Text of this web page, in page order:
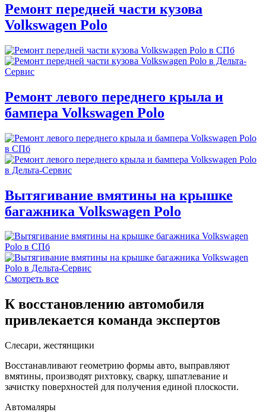
Ремонт передней части кузова
Volkswagen Polo
Ремонт левого переднего крыла и
бампера Volkswagen Polo
Вытягивание вмятины на крышке
багажника Volkswagen Polo
Смотреть все
К восстановлению автомобиля
привлекается команда экспертов
Слесари, жестянщики
Восстанавливают геометрию формы авто, выправляют
вмятины, производят рихтовку, сварку, шпатлевание и
зачистку поверхностей для получения единой плоскости.
Автомаляры